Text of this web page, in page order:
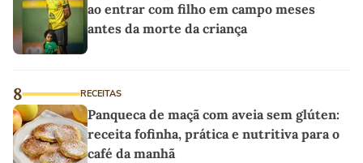
ao entrar com filho em campo meses
antes da morte da criança
8 RECEITAS
Panqueca de maçã com aveia sem glúten:
receita fofinha, prática e nutritiva para o
café da manhã